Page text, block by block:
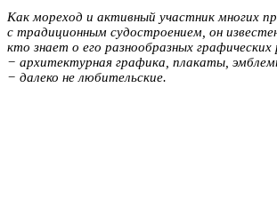
Как мореход и активный участник многих
с традиционным судостроением, он
кто знает о его разнообразных
− архитектурная графика, плакаты,
− далеко не любительские.